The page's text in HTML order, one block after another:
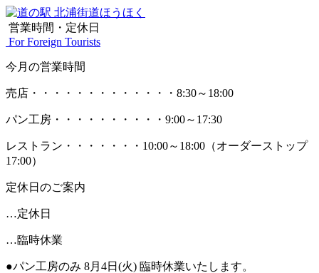
営業時間・定休日
For Foreign Tourists
今月の営業時間
売店 ・・・・・・・・・・・・・ 8:30～18:00
パン工房 ・・・・・・・・・・ 9:00～17:30
レストラン ・・・・・・・ 10:00～18:00 （オーダーストップ
17:00）
定休日のご案内
…定休日
…臨時休業
●パン工房のみ 8月4日(火) 臨時休業いたします。